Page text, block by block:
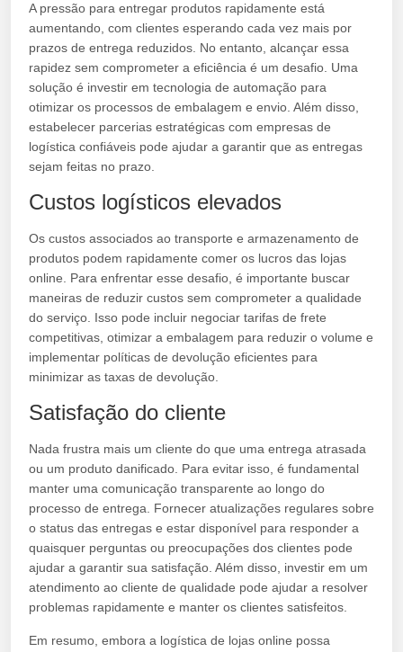
A pressão para entregar produtos rapidamente está
aumentando, com clientes esperando cada vez mais por
prazos de entrega reduzidos. No entanto, alcançar essa
rapidez sem comprometer a eficiência é um desafio. Uma
solução é investir em tecnologia de automação para
otimizar os processos de embalagem e envio. Além disso,
estabelecer parcerias estratégicas com empresas de
logística confiáveis pode ajudar a garantir que as entregas
sejam feitas no prazo.
Custos logísticos elevados
Os custos associados ao transporte e armazenamento de
produtos podem rapidamente comer os lucros das lojas
online. Para enfrentar esse desafio, é importante buscar
maneiras de reduzir custos sem comprometer a qualidade
do serviço. Isso pode incluir negociar tarifas de frete
competitivas, otimizar a embalagem para reduzir o volume e
implementar políticas de devolução eficientes para
minimizar as taxas de devolução.
Satisfação do cliente
Nada frustra mais um cliente do que uma entrega atrasada
ou um produto danificado. Para evitar isso, é fundamental
manter uma comunicação transparente ao longo do
processo de entrega. Fornecer atualizações regulares sobre
o status das entregas e estar disponível para responder a
quaisquer perguntas ou preocupações dos clientes pode
ajudar a garantir sua satisfação. Além disso, investir em um
atendimento ao cliente de qualidade pode ajudar a resolver
problemas rapidamente e manter os clientes satisfeitos.
Em resumo, embora a logística de lojas online possa